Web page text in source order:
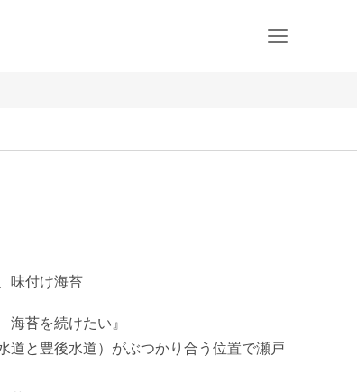
味付け海苔
海苔を続けたい』
道と豊後水道）がぶつかり合う位置で瀬戸